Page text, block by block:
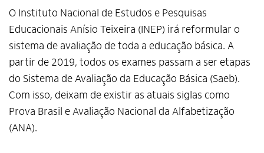
O Instituto Nacional de Estudos e Pesquisas
Educacionais Anísio Teixeira (INEP) irá reformular o
sistema de avaliação de toda a educação básica. A
partir de 2019, todos os exames passam a ser etapas
do Sistema de Avaliação da Educação Básica (Saeb).
Com isso, deixam de existir as atuais siglas como
Prova Brasil e Avaliação Nacional da Alfabetização
(ANA).